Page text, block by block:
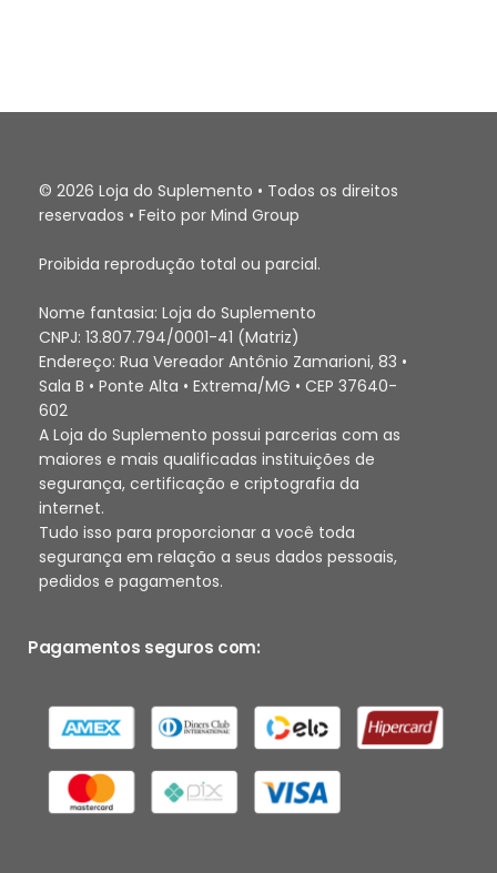
© 2026 Loja do Suplemento • Todos os direitos
reservados • Feito por Mind Group
Proibida reprodução total ou parcial.
Nome fantasia: Loja do Suplemento
CNPJ: 13.807.794/0001-41 (Matriz)
Endereço: Rua Vereador Antônio Zamarioni, 83 •
Sala B • Ponte Alta • Extrema/MG • CEP 37640-
602
A Loja do Suplemento possui parcerias com as
maiores e mais qualificadas instituições de
segurança, certificação e criptografia da
internet.
Tudo isso para proporcionar a você toda
segurança em relação a seus dados pessoais,
pedidos e pagamentos.
Pagamentos seguros com: